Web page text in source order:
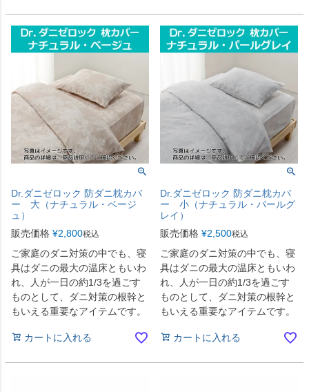
Dr.ダニゼロック 防ダニ枕カバ
ー 大（ナチュラル・ベージ
ュ）
販売価格 ¥2,800税込
ご家庭のダニ対策の中でも、寝
具はダニの最大の温床ともいわ
れ、人が一日の約1/3を過ごす
ものとして、ダニ対策の根幹と
もいえる重要なアイテムです。
カートに入れる
Dr.ダニゼロック 防ダニ枕カバ
ー 小（ナチュラル・パールグ
レイ）
販売価格 ¥2,500税込
ご家庭のダニ対策の中でも、寝
具はダニの最大の温床ともいわ
れ、人が一日の約1/3を過ごす
ものとして、ダニ対策の根幹と
もいえる重要なアイテムです。
カートに入れる